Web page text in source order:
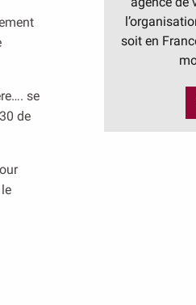
se
de
soit en